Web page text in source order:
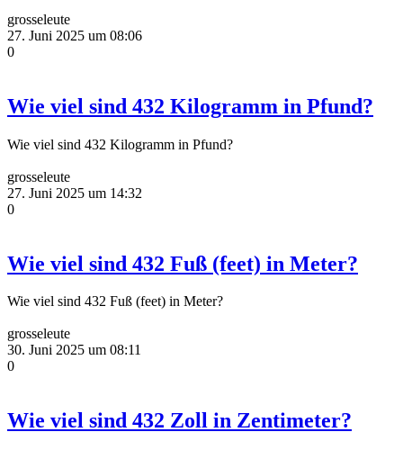
grosseleute
27. Juni 2025 um 08:06
0
Wie viel sind 432 Kilogramm in Pfund?
Wie viel sind 432 Kilogramm in Pfund?
grosseleute
27. Juni 2025 um 14:32
0
Wie viel sind 432 Fuß (feet) in Meter?
Wie viel sind 432 Fuß (feet) in Meter?
grosseleute
30. Juni 2025 um 08:11
0
Wie viel sind 432 Zoll in Zentimeter?